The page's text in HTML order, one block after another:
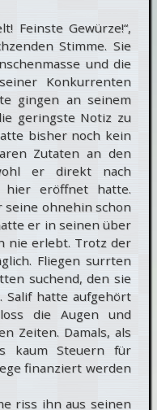
Feinste Gewürze!“,
Stimme. Sie
und die
Konkurrenten
gingen an seinem
geringste Notiz zu
bisher noch kein
Zutaten an den
er direkt nach
hier eröffnet hatte.
seine ohnehin schon
er in seinen über
nie erlebt. Trotz der
Fliegen surrten
suchend, den sie
Salif hatte aufgehört
die Augen und
Zeiten. Damals, als
kaum Steuern für
finanziert werden
riss ihn aus seinen